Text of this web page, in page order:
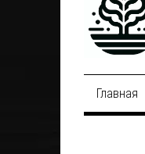
Главная